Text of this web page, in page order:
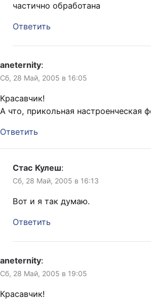
частично обработана
Ответить
aneternity:
Сб, 28 Май, 2005 в 16:05
Красавчик!
А что, прикольная настроенческая
Ответить
Стас Кулеш:
Сб, 28 Май, 2005 в 16:13
Вот и я так думаю.
Ответить
aneternity:
Сб, 28 Май, 2005 в 19:05
Красавчик!